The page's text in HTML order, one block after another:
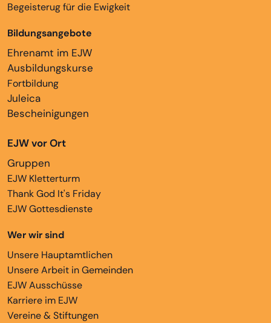
Begeisterug für die Ewigkeit
Bildungsangebote
Ehrenamt im EJW
Ausbildungskurse
Fortbildung
Juleica
Bescheinigungen
EJW vor Ort
Gruppen
EJW Kletterturm
Thank God It's Friday
EJW Gottesdienste
Wer wir sind
Unsere Hauptamtlichen
Unsere Arbeit in Gemeinden
EJW Ausschüsse
Karriere im EJW
Vereine & Stiftungen